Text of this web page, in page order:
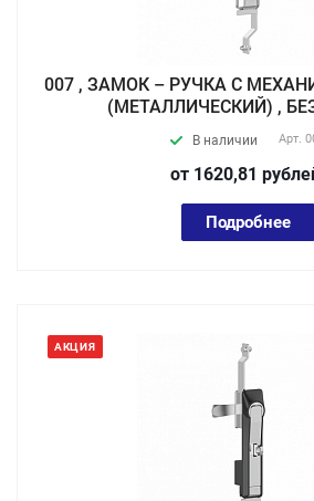
007 , ЗАМОК – РУЧКА С
(МЕТАЛЛИЧЕСКИЙ) ,
В наличии Арт.
от 1620,81 руб
Подробнее
АКЦИЯ